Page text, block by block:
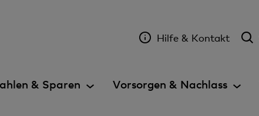
Hilfe & Kontakt
& Sparen Vorsorgen & Nachlass